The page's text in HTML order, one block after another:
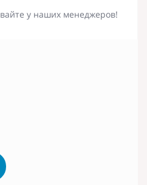
у наших менеджеров!